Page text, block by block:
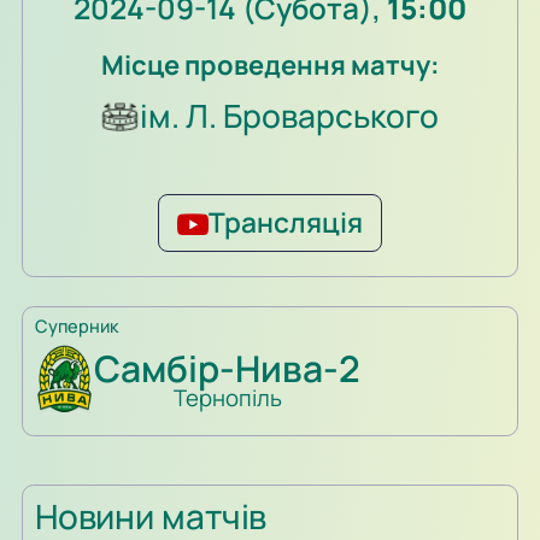
2024-09-14 (Субота), 15:00
Місце проведення матчу:
ім. Л. Броварського
Трансляція
Суперник
Самбір-Нива-2
Тернопіль
Новини матчів